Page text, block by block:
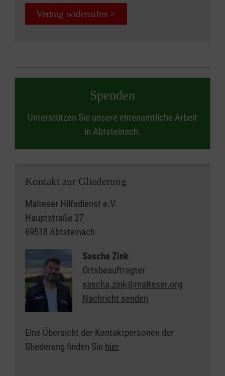
Vertrag widerrufen >
Spenden
Unterstützen Sie unsere ehrenamtliche Arbeit
in Abtsteinach.
Kontakt zur Gliederung
Malteser Hilfsdienst e.V.
Hauptstraße 37
69518 Abtsteinach
Sascha Zink
Ortsbeauftragter
sascha.zink@malteser.org
Nachricht senden
Eine Übersicht der Kontaktpersonen der
Gliederung finden Sie hier.